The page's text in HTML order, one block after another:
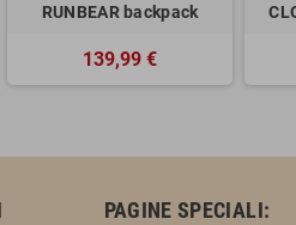
RUNBEAR backpack
139,99 €
PAGINE SPECIALI: